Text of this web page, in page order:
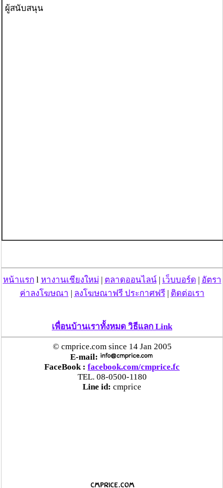
ผู้สนับสนุน
หน้าแรก l หางานเชียงใหม่ | ตลาดออนไลน์| เว็บบอร์ด | อัตรา
ค่าลงโฆษณา | ลงโฆษณาฟรี ประกาศฟรี| ติดต่อเรา
เพื่อนบ้านเราทั้งหมด วิธีแลก Link
© cmprice.com since 14 Jan 2005
E-mail:
FaceBook : facebook.com/cmprice.fc
TEL. 08-0500-1180
Line id: cmprice